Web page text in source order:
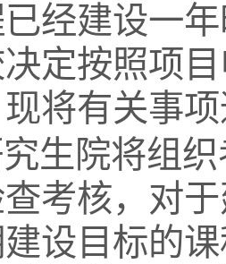
经建设一
定按照项
将有关事
生院将组
考核，对
设目标的